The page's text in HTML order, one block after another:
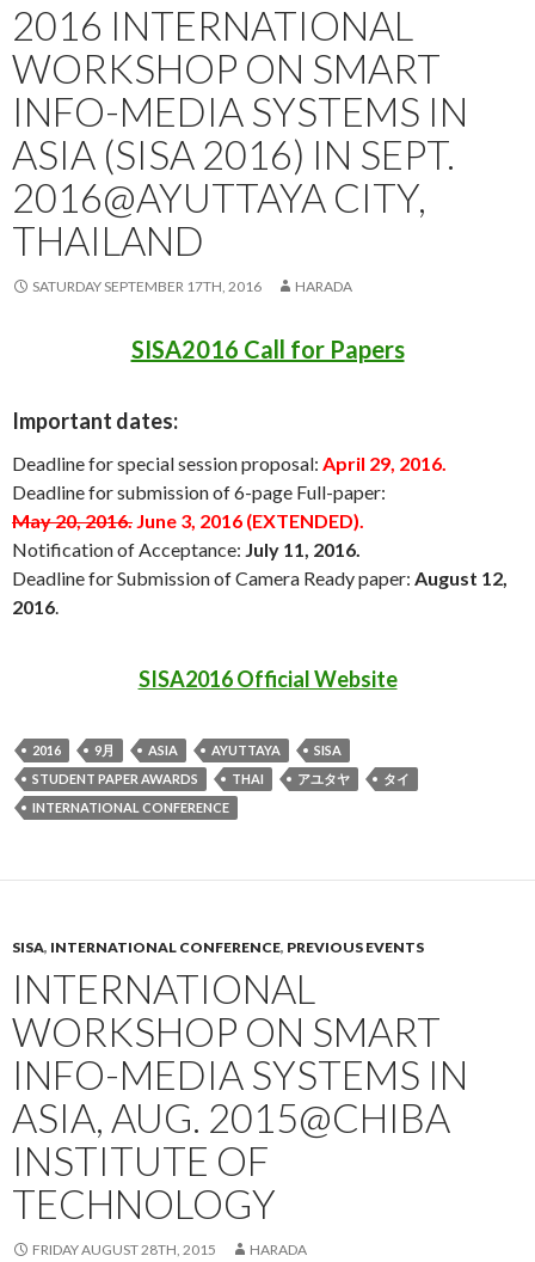
2016 INTERNATIONAL
WORKSHOP ON SMART
INFO-MEDIA SYSTEMS IN
ASIA (SISA 2016) IN SEPT.
2016@AYUTTAYA CITY,
THAILAND
SATURDAY SEPTEMBER 17TH, 2016 HARADA
SISA2016 Call for Papers
Important dates:
Deadline for special session proposal: April 29, 2016.
Deadline for submission of 6-page Full-paper:
May 20, 2016. June 3, 2016 (EXTENDED).
Notification of Acceptance: July 11, 2016.
Deadline for Submission of Camera Ready paper: August 12,
2016.
SISA2016 Official Website
2016 9月 ASIA AYUTTAYA
SISA
STUDENT PAPER AWARDS
THAI アユタヤ
タイ
INTERNATIONAL CONFERENCE
SISA, INTERNATIONAL CONFERENCE, PREVIOUS EVENTS
INTERNATIONAL
WORKSHOP ON SMART
INFO-MEDIA SYSTEMS IN
ASIA, AUG. 2015@CHIBA
INSTITUTE OF
TECHNOLOGY
FRIDAY AUGUST 28TH, 2015 HARADA